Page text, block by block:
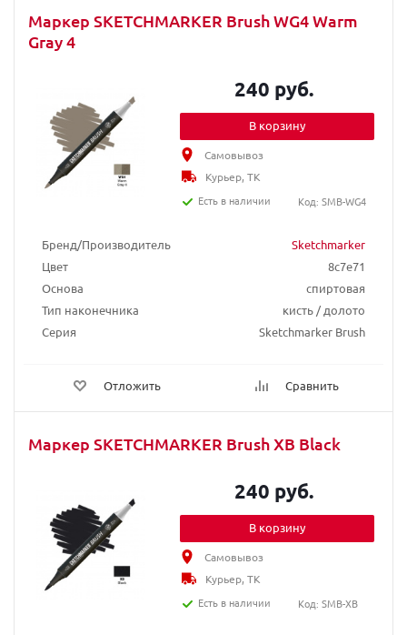
Маркер SKETCHMARKER Brush WG4 Warm
Gray 4
Бренд/Производитель
Sketchmarker
Цвет
8c7e71
Основа
спиртовая
Тип наконечника
кисть / долото
Серия
Sketchmarker Brush
Отложить Сравнить
240 руб.
В корзину
Самовывоз
Курьер, ТК
Есть в наличии
Код: SMB-WG4
Маркер SKETCHMARKER Brush XB Black
240 руб.
В корзину
Самовывоз
Курьер, ТК
Есть в наличии
Код: SMB-XB